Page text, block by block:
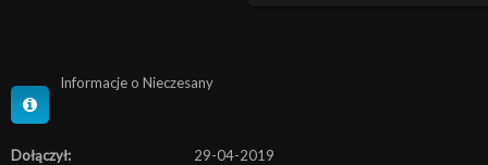
Informacje o Nieczesany
Dołączył:
29-04-2019